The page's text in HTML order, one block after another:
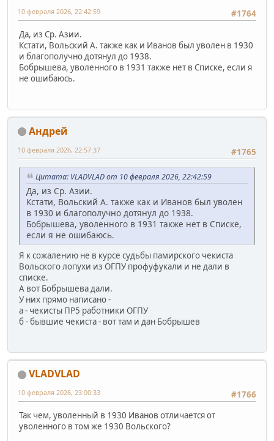
#1764
10 февраля 2026, 22:42:59
Да, из Ср. Азии.
Кстати, Вольский А. также как и Иванов был уволен в 1930
и благополучно дотянул до 1938.
Бобрышева, уволенного в 1931 также нет в Списке, если я
не ошибаюсь.
Андрей
#1765
10 февраля 2026, 22:57:37
Цитата: VLADVLAD от 10 февраля 2026, 22:42:59
Да, из Ср. Азии.
Кстати, Вольский А. также как и Иванов был уволен
в 1930 и благополучно дотянул до 1938.
Бобрышева, уволенного в 1931 также нет в Списке,
если я не ошибаюсь.
Я к сожалению не в курсе судьбы памирского чекиста
Вольского лопухи из ОГПУ профуфукали и не дали в
списке.
А вот Бобрышева дали.
У них прямо написано -
а - чекисты ПР5 работники ОГПУ
б - бывшие чекиста - вот там и дан Бобрышев
VLADVLAD
#1766
10 февраля 2026, 23:00:33
Так чем, уволенный в 1930 Иванов отличается от
уволенного в том же 1930 Вольского?